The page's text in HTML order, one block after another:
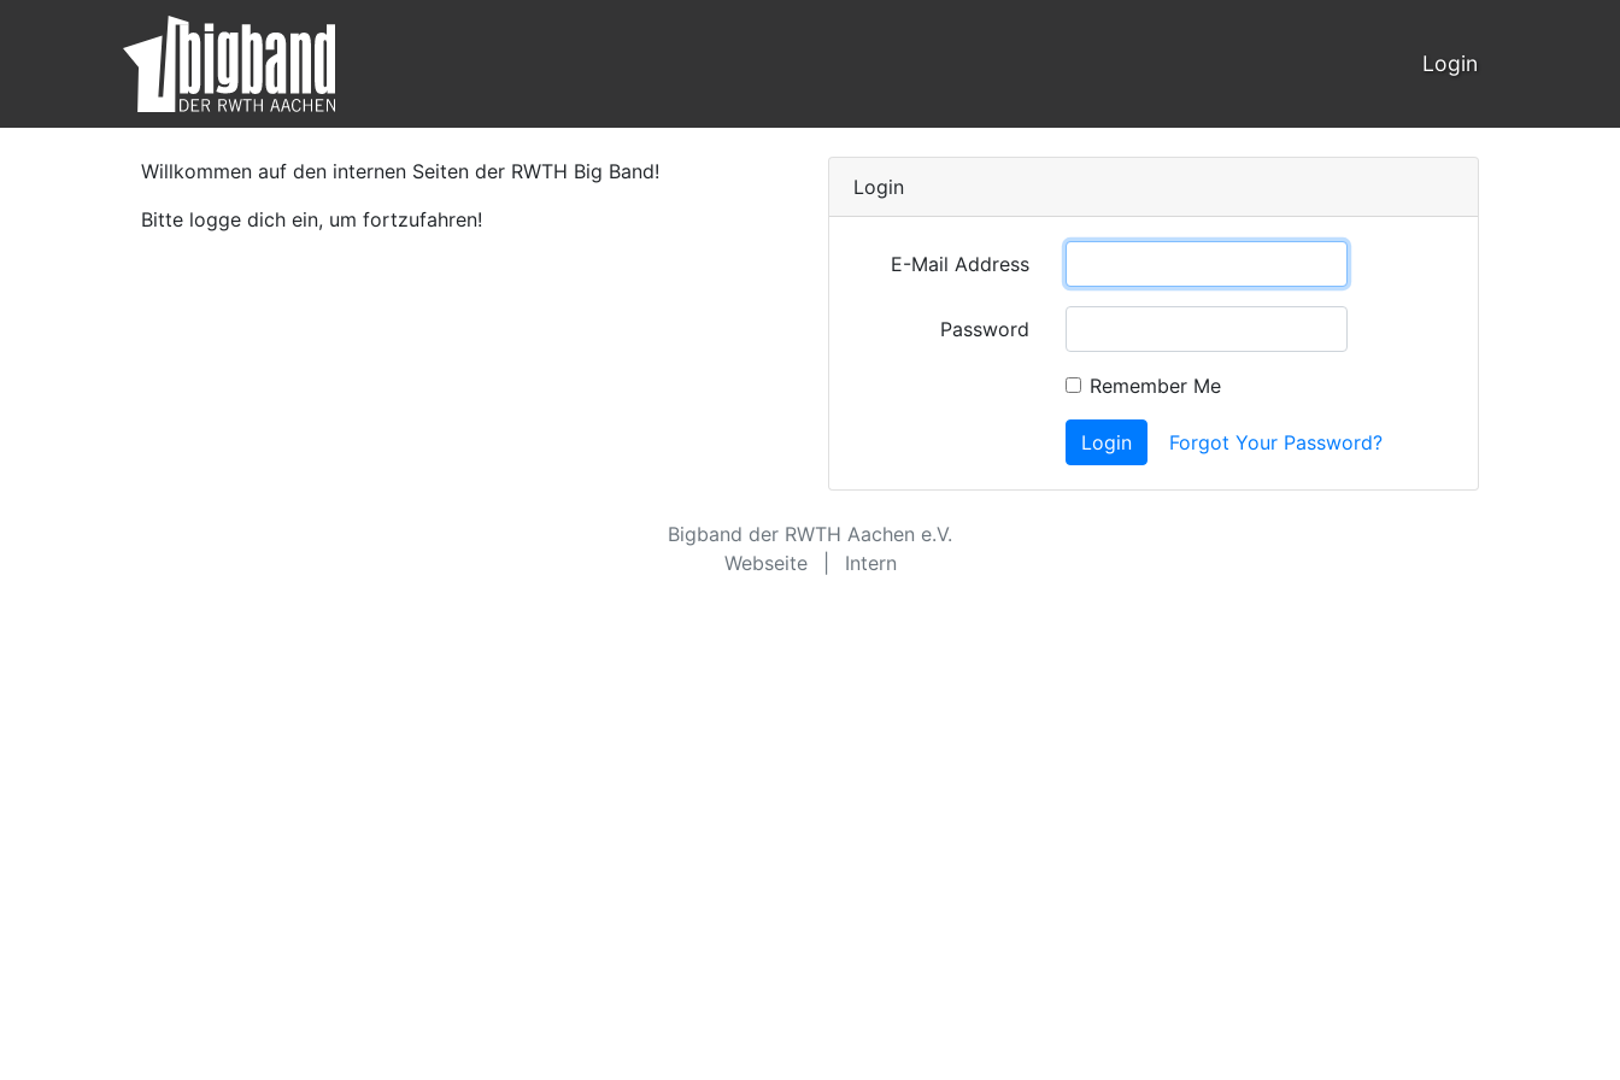
Login
Willkommen auf den internen Seiten der RWTH Big Band!
Bitte logge dich ein, um fortzufahren!
Login
E-Mail Address
Password
Remember Me
Login Forgot Your Password?
Bigband der RWTH Aachen e.V.
Webseite
Intern